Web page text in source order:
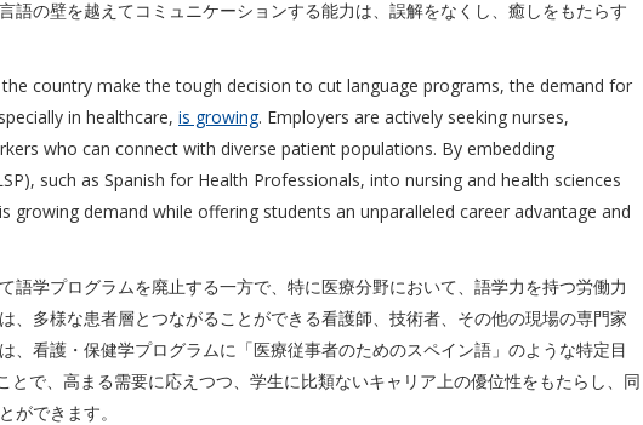
語の壁を越えてコミュニケーションする能力は、誤解をなくし、癒しをもたらす
country make the tough decision to cut language programs, the demand for
in healthcare, is growing. Employers are actively seeking nurses,
who can connect with diverse patient populations. By embedding
such as Spanish for Health Professionals, into nursing and health sciences
growing demand while offering students an unparalleled career advantage and
語学プログラムを廃止する一方で、特に医療分野において、語学力を持つ労働力
、多様な患者層とつながることができる看護師、技術者、その他の現場の専門家
、看護・保健学プログラムに「医療従事者のためのスペイン語」のような特定目
とで、高まる需要に応えつつ、学生に比類ないキャリア上の優位性をもたらし、同
ができます。